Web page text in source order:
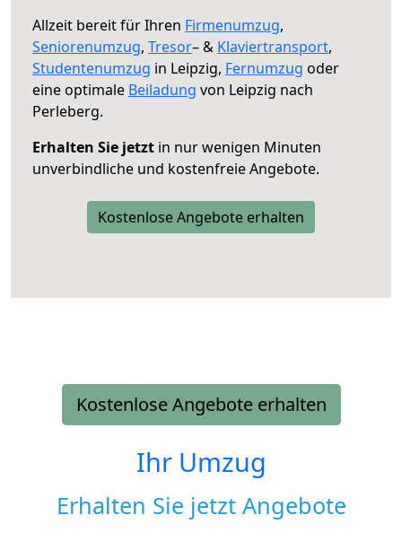
Allzeit bereit für Ihren Firmenumzug,
Seniorenumzug, Tresor– & Klaviertransport,
Studentenumzug in Leipzig, Fernumzug oder
eine optimale Beiladung von Leipzig nach
Perleberg.
Erhalten Sie jetzt in nur wenigen Minuten
unverbindliche und kostenfreie Angebote.
Kostenlose Angebote erhalten
Kostenlose Angebote erhalten
Ihr Umzug
Erhalten Sie jetzt Angebote